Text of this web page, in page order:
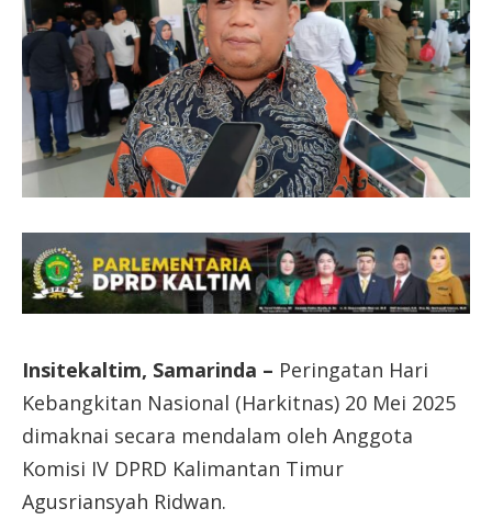
Insitekaltim, Samarinda – Peringatan Hari
Kebangkitan Nasional (Harkitnas) 20 Mei 2025
dimaknai secara mendalam oleh Anggota
Komisi IV DPRD Kalimantan Timur
Agusriansyah Ridwan.